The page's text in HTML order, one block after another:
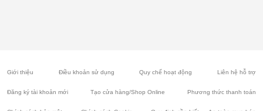
Giới thiệu Điều khoản sử dụng Quy chế hoạt động Liên hệ hỗ trợ
Đăng ký tài khoản mới Tạo cửa hàng/Shop Online Phương thức thanh toán